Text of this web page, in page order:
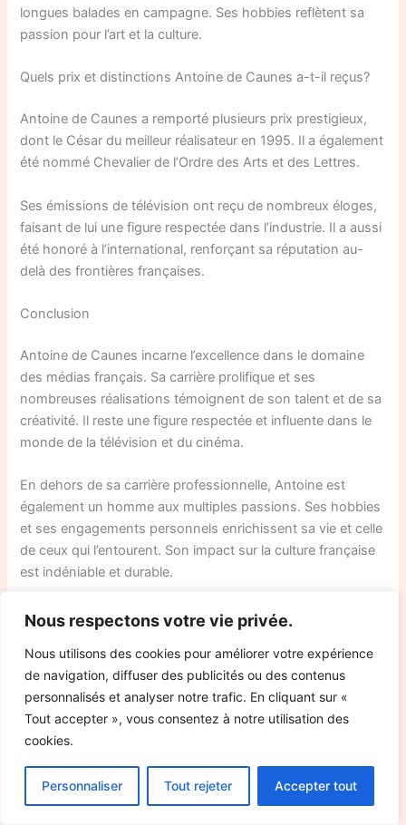
Nous respectons votre vie privée.
Nous utilisons des cookies pour améliorer votre expérience
de navigation, diffuser des publicités ou des contenus
personnalisés et analyser notre trafic. En cliquant sur «
Tout accepter », vous consentez à notre utilisation des
cookies.
Personnaliser Tout rejeter Accepter tout
longues balades en campagne. Ses hobbies reflètent sa
passion pour l’art et la culture.
Quels prix et distinctions Antoine de Caunes a-t-il reçus?
Antoine de Caunes a remporté plusieurs prix prestigieux,
dont le César du meilleur réalisateur en 1995. Il a également
été nommé Chevalier de l’Ordre des Arts et des Lettres.
Ses émissions de télévision ont reçu de nombreux éloges,
faisant de lui une figure respectée dans l’industrie. Il a aussi
été honoré à l’international, renforçant sa réputation au-
delà des frontières françaises.
Conclusion
Antoine de Caunes incarne l’excellence dans le domaine
des médias français. Sa carrière prolifique et ses
nombreuses réalisations témoignent de son talent et de sa
créativité. Il reste une figure respectée et influente dans le
monde de la télévision et du cinéma.
En dehors de sa carrière professionnelle, Antoine est
également un homme aux multiples passions. Ses hobbies
et ses engagements personnels enrichissent sa vie et celle
de ceux qui l’entourent. Son impact sur la culture française
est indéniable et durable.
Leave a Comment
fields are marked